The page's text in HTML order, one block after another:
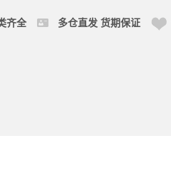
齐全 多仓直发 货期保证